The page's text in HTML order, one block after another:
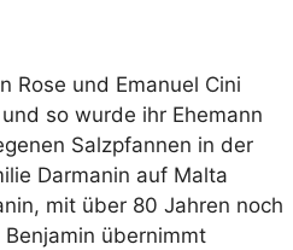
Rose und Emanuel Cini
so wurde ihr Ehemann
Salzpfannen in der
Darmanin auf Malta
mit über 80 Jahren noch
übernimmt